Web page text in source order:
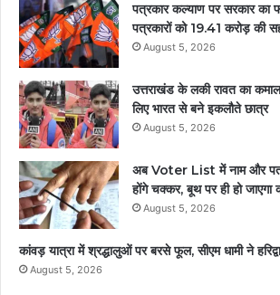
पत्रकार कल्याण पर सरकार का
पत्रकारों को 19.41 करोड़ की
August 5, 2026
उत्तराखंड के लकी रावत का
लिए भारत से बने इकलौते छात्र
August 5, 2026
अब Voter List में नाम और
होंगे चक्कर, बूथ पर ही हो जाएगा
August 5, 2026
कांवड़ यात्रा में श्रद्धालुओं पर बरसे फूल, सीएम धामी ने
August 5, 2026